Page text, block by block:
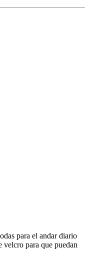
para el andar diario
velcro para que puedan